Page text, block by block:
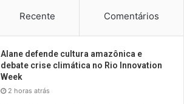
Recente Comentários
Alane defende cultura amazônica e
debate crise climática no Rio Innovation
Week
2 horas atrás